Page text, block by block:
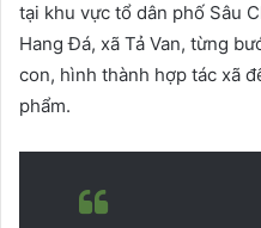
tại khu vực tổ dân phố Sâu
Hang Đá, xã Tả Van, từng
con, hình thành hợp tác xã
phẩm.